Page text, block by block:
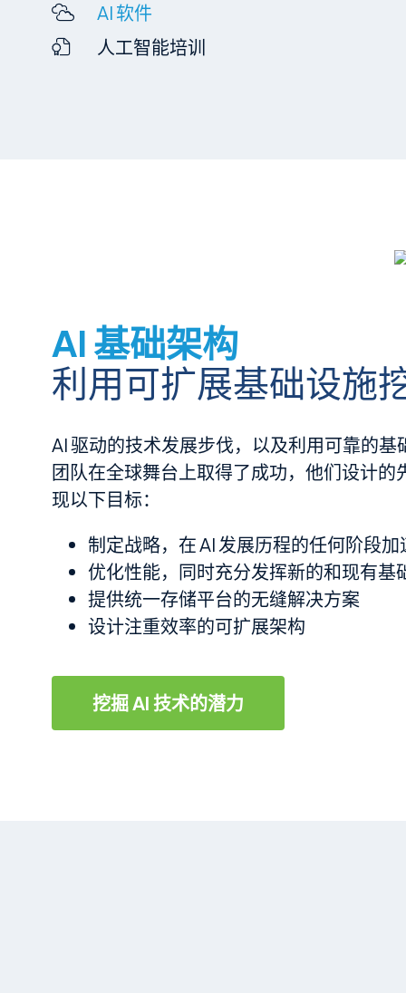
AI 软件
人工智能培训
AI 基础架构
利用可扩展基础设施
AI 驱动的技术发展步伐，以及利用可靠的
团队在全球舞台上取得了成功，他们设计的
现以下目标：
制定战略，在 AI 发展历程的任何阶段加
优化性能，同时充分发挥新的和现有基
提供统一存储平台的无缝解决方案
设计注重效率的可扩展架构
挖掘 AI 技术的潜力